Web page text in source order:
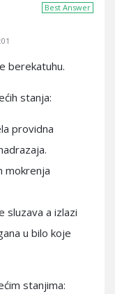
Best Answer
berekatuhu.
stanja:
providna
mokrenja
sluzava a izlazi
u bilo koje
stanjima: